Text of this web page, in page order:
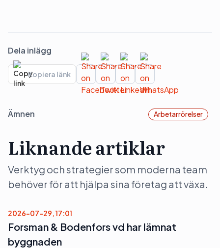
Dela inlägg
Kopiera länk
Ämnen Arbetarrörelser
Liknande artiklar
Verktyg och strategier som moderna team
behöver för att hjälpa sina företag att växa.
2026-07-29, 17:01
Forsman & Bodenfors vd har lämnat
byggnaden